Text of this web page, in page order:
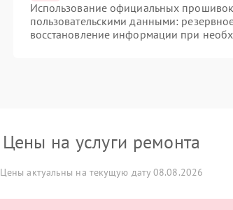
Использование официальных прошивок
пользовательскими данными:
восстановление информации при
Цены на услуги ремонта
Цены актуальны на текущую дату 08.08.2026